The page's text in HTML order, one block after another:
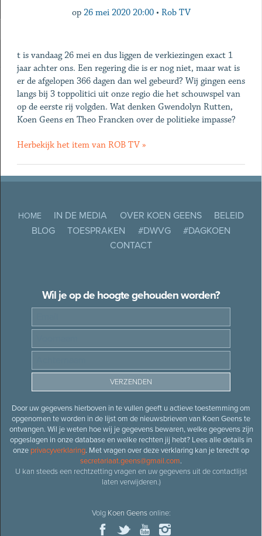
op 26 mei 2020 20:00 • Rob TV
t is vandaag 26 mei en dus liggen de verkiezingen exact 1
jaar achter ons. Een regering die is er nog niet, maar wat is
er de afgelopen 366 dagen dan wel gebeurd? Wij gingen eens
langs bij 3 toppolitici uit onze regio die het schouwspel van
op de eerste rij volgden. Wat denken Gwendolyn Rutten,
Koen Geens en Theo Francken over de politieke impasse?
Herbekijk het item van ROB TV »
HOME IN DE MEDIA OVER KOEN GEENS
BELEID
BLOG
TOESPRAKEN #DWVG
#DAGKOEN
CONTACT
Wil je op de hoogte gehouden worden?
Door uw gegevens hierboven in te vullen geeft u actieve toestemming om
opgenomen te worden in de lijst om de nieuwsbrieven van Koen Geens te
ontvangen. Wil je weten hoe wij je gegevens bewaren, welke gegevens zijn
opgeslagen in onze database en welke rechten jij hebt? Lees alle details in
onze privacyverklaring. Met vragen over deze verklaring kan je terecht op
secretariaat.geens@gmail.com.
U kan steeds een rechtzetting vragen en uw gegevens uit de contactlijst
laten verwijderen.)
Volg Koen Geensonline: